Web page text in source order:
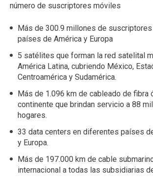
número de suscriptores móviles
Más de 300.9 millones de
países de América y Europa
5 satélites que forman la red satelital
América Latina, cubriendo México,
Centroamérica y Sudamérica.
Más de 1.096 km de cableado de fibra
continente que brindan servicio a 88
hogares.
33 data centers en diferentes países
y Europa.
Más de 197.000 km de cable
internacional a todas las subsidiarias